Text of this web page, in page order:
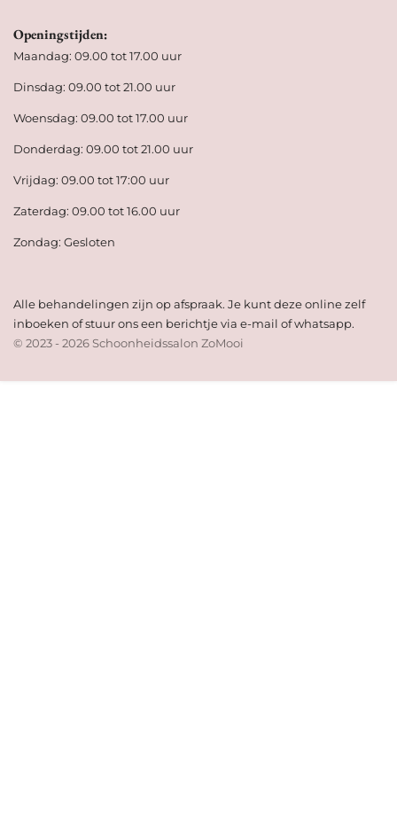
Openingstijden:
Maandag: 09.00 tot 17.00 uur
Dinsdag: 09.00 tot 21.00 uur
Woensdag: 09.00 tot 17.00 uur
Donderdag: 09.00 tot 21.00 uur
Vrijdag: 09.00 tot 17:00 uur
Zaterdag: 09.00 tot 16.00 uur
Zondag: Gesloten
Alle behandelingen zijn op afspraak. Je kunt deze online zelf
inboeken of stuur ons een berichtje via e-mail of whatsapp.
© 2023 - 2026 Schoonheidssalon ZoMooi